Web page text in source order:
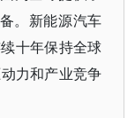
。新能源汽车
十年保持全球
力和产业竞争